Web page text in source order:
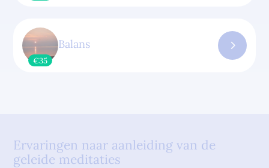
€35
Balans
Ervaringen naar aanleiding van de
geleide meditaties